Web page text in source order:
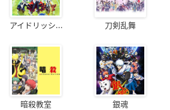
アイドリッシ... 刀剣乱舞
暗殺教室 銀魂